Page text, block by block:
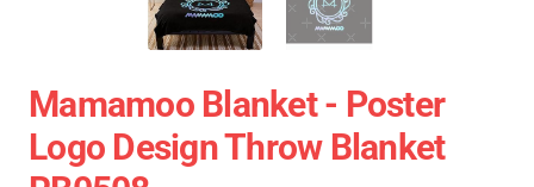
Mamamoo Blanket - Poster
Logo Design Throw Blanket